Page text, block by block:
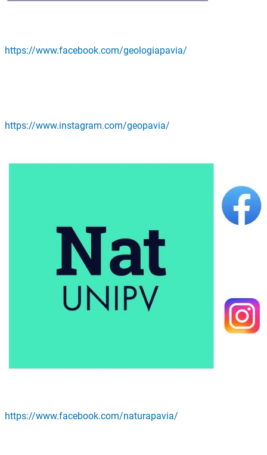
https://www.facebook.com/geologiapavia/
https://www.instagram.com/geopavia/
Immagine
https://www.facebook.com/naturapavia/